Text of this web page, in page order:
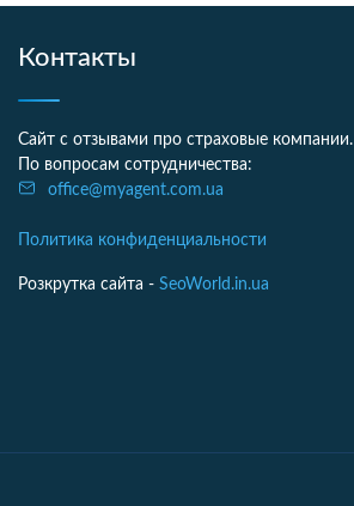
Контакты
Сайт с отзывами про страховые компании.
По вопросам сотрудничества:
office@myagent.com.ua
Политика конфиденциальности
Розкрутка сайта - SeoWorld.in.ua